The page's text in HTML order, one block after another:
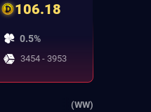
106.18
0.5%
3454 - 3953
(WW)